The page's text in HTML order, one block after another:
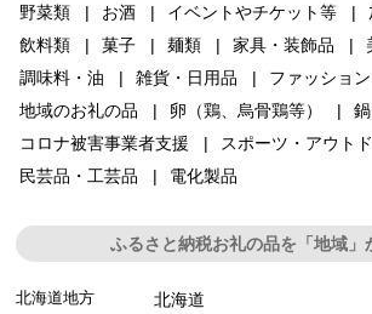
野菜類
お酒 イベントやチケット等
飲料類
菓子 麺類 家具・装飾品
調味料・油
雑貨・日用品 ファッション
地域のお礼の品
卵（鶏、烏骨鶏等）
コロナ被害事業者支援
スポーツ・アウト
民芸品・工芸品
電化製品
ふるさと納税お礼の品を「地域」
北海道地方 北海道